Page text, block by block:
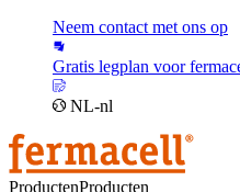
Neem contact met ons op
Gratis legplan voor
NL-nl
ProductenProducten